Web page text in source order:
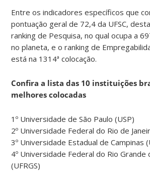
Entre os indicadores específicos que
pontuação geral de 72,4 da UFSC,
ranking de Pesquisa, no qual ocupa a
no planeta, e o ranking de
está na 1314ª colocação.
Confira a lista das 10 instituições
melhores colocadas
1º Universidade de São Paulo (USP)
2º Universidade Federal do Rio de
3º Universidade Estadual de Campinas
4º Universidade Federal do Rio Grande
(UFRGS)